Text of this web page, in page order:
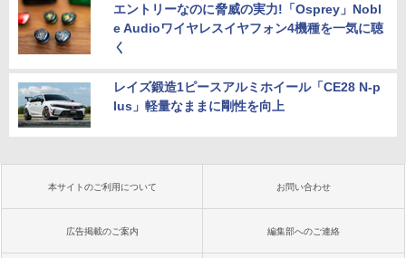
エントリーなのに脅威の実力!「Osprey」Nobl
e Audioワイヤレスイヤフォン4機種を一気に聴
く
レイズ鍛造1ピースアルミホイール「CE28 N-p
lus」軽量なままに剛性を向上
本サイトのご利用について お問い合わせ
広告掲載のご案内 編集部へのご連絡